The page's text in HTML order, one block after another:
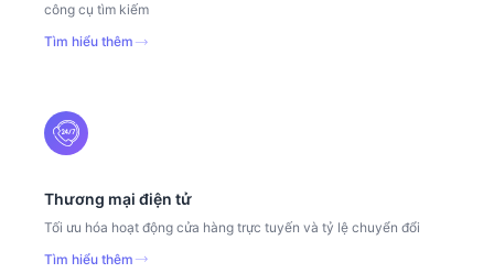
công cụ tìm kiếm
Tìm hiểu thêm
Thương mại điện tử
Tối ưu hóa hoạt động cửa hàng trực tuyến và tỷ lệ chuyển đổi
Tìm hiểu thêm